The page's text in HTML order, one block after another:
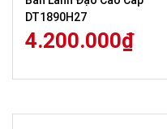
DT1890H27
4.200.000₫